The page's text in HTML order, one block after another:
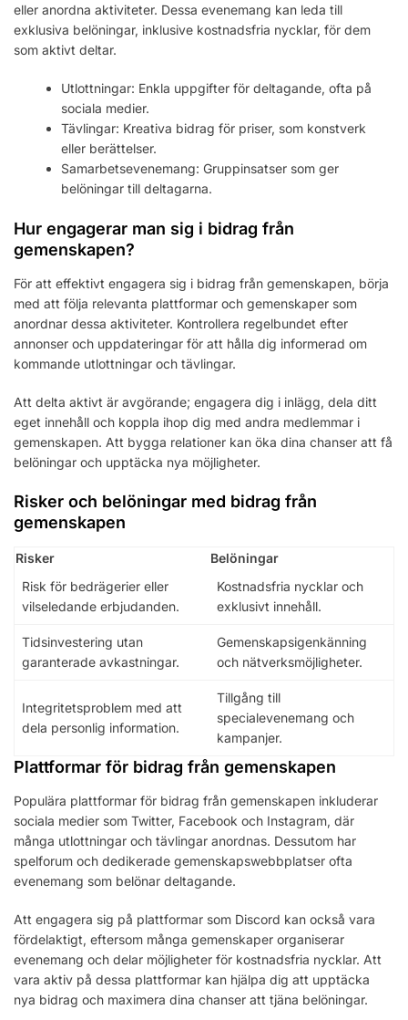
eller anordna aktiviteter. Dessa evenemang kan leda till
exklusiva belöningar, inklusive kostnadsfria nycklar, för dem
som aktivt deltar.
Utlottningar: Enkla uppgifter för deltagande, ofta på
sociala medier.
Tävlingar: Kreativa bidrag för priser, som konstverk
eller berättelser.
Samarbetsevenemang: Gruppinsatser som ger
belöningar till deltagarna.
Hur engagerar man sig i bidrag från
gemenskapen?
För att effektivt engagera sig i bidrag från gemenskapen, börja
med att följa relevanta plattformar och gemenskaper som
anordnar dessa aktiviteter. Kontrollera regelbundet efter
annonser och uppdateringar för att hålla dig informerad om
kommande utlottningar och tävlingar.
Att delta aktivt är avgörande; engagera dig i inlägg, dela ditt
eget innehåll och koppla ihop dig med andra medlemmar i
gemenskapen. Att bygga relationer kan öka dina chanser att få
belöningar och upptäcka nya möjligheter.
Risker och belöningar med bidrag från
gemenskapen
Risker
Belöningar
Risk för bedrägerier eller
vilseledande erbjudanden.
Kostnadsfria nycklar och
exklusivt innehåll.
Tidsinvestering utan
garanterade avkastningar.
Gemenskapsigenkänning
och nätverksmöjligheter.
Integritetsproblem med att
dela personlig information.
Tillgång till
specialevenemang och
kampanjer.
Plattformar för bidrag från gemenskapen
Populära plattformar för bidrag från gemenskapen inkluderar
sociala medier som Twitter, Facebook och Instagram, där
många utlottningar och tävlingar anordnas. Dessutom har
spelforum och dedikerade gemenskapswebbplatser ofta
evenemang som belönar deltagande.
Att engagera sig på plattformar som Discord kan också vara
fördelaktigt, eftersom många gemenskaper organiserar
evenemang och delar möjligheter för kostnadsfria nycklar. Att
vara aktiv på dessa plattformar kan hjälpa dig att upptäcka
nya bidrag och maximera dina chanser att tjäna belöningar.